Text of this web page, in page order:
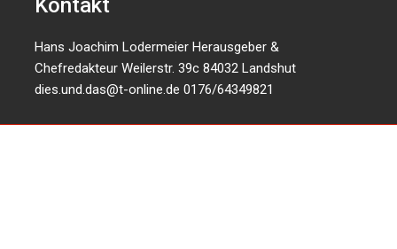
Kontakt
Hans Joachim Lodermeier Herausgeber &
Chefredakteur Weilerstr. 39c 84032 Landshut
dies.und.das@t-online.de 0176/64349821